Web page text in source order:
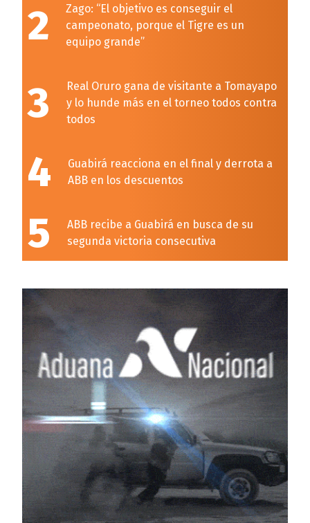
2
Zago: “El objetivo es conseguir el
campeonato, porque el Tigre es un
equipo grande”
3
Real Oruro gana de visitante a Tomayapo
y lo hunde más en el torneo todos contra
todos
4
Guabirá reacciona en el final y derrota a
ABB en los descuentos
5
ABB recibe a Guabirá en busca de su
segunda victoria consecutiva